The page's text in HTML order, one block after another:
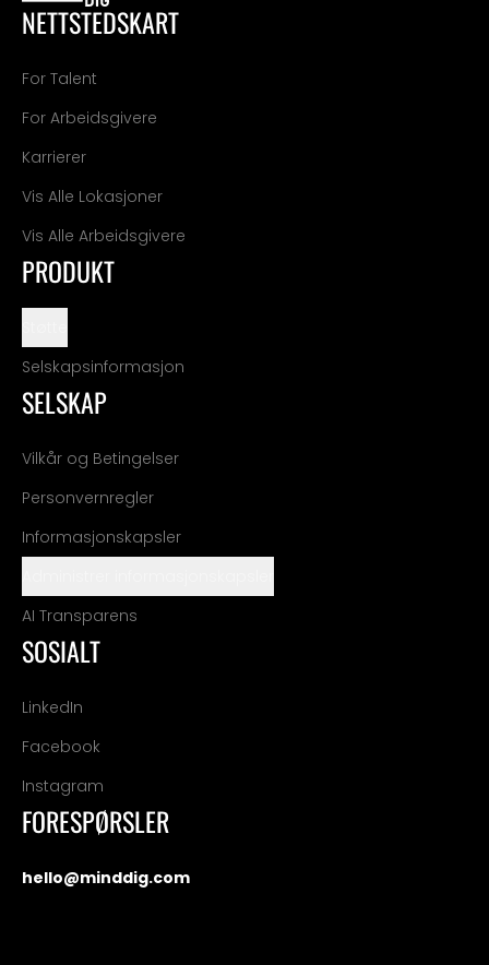
NETTSTEDSKART
For Talent
For Arbeidsgivere
Karrierer
Vis Alle Lokasjoner
Vis Alle Arbeidsgivere
PRODUKT
Selskapsinformasjon
SELSKAP
Vilkår og Betingelser
Personvernregler
Informasjonskapsler
AI Transparens
SOSIALT
LinkedIn
Facebook
Instagram
FORESPØRSLER
hello@minddig.com